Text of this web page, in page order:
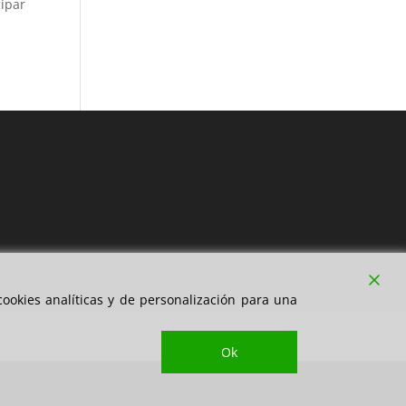
analíticas y de personalización para una
Ok